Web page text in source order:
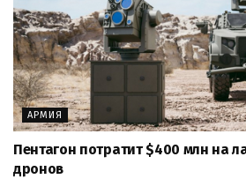
АРМИЯ
Пентагон потратит $400 млн на
дронов